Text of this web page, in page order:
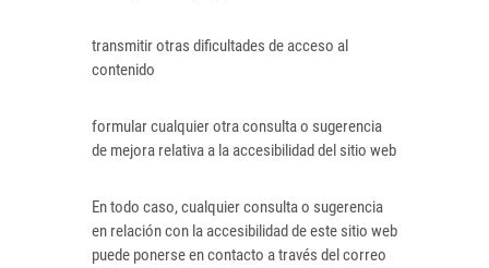
transmitir otras dificultades de acceso al
contenido
formular cualquier otra consulta o sugerencia
de mejora relativa a la accesibilidad del sitio web
En todo caso, cualquier consulta o sugerencia
en relación con la accesibilidad de este sitio web
puede ponerse en contacto a través del correo